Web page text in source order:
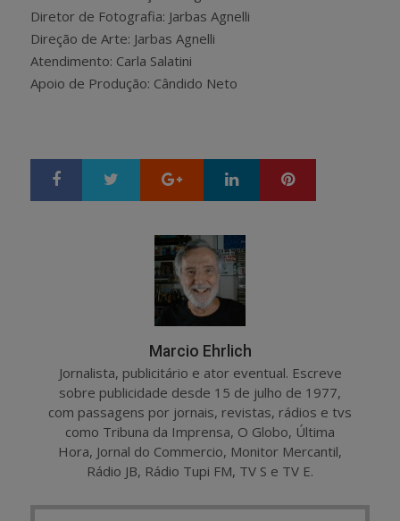
Diretor de Fotografia: Jarbas Agnelli
Direção de Arte: Jarbas Agnelli
Atendimento: Carla Salatini
Apoio de Produção: Cândido Neto
Google+ LinkedIn
Marcio Ehrlich
Jornalista, publicitário e ator eventual. Escreve
sobre publicidade desde 15 de julho de 1977,
com passagens por jornais, revistas, rádios e tvs
como Tribuna da Imprensa, O Globo, Última
Hora, Jornal do Commercio, Monitor Mercantil,
Rádio JB, Rádio Tupi FM, TV S e TV E.